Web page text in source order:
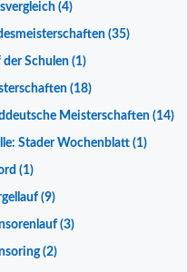
(4)
(35)
der Schulen (1)
(18)
Meisterschaften (14)
Stader Wochenblatt (1)
(1)
(9)
(3)
(2)